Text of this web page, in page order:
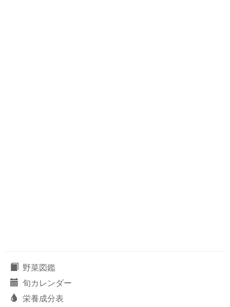
野菜図鑑
旬カレンダー
栄養成分表